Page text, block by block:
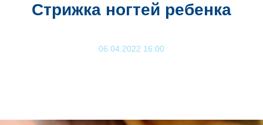
Стрижка ногтей ребенка
06.04.2022 16:00